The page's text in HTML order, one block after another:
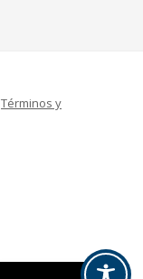
Términos y